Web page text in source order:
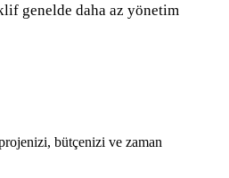
genelde daha az yönetim
bütçenizi ve zaman